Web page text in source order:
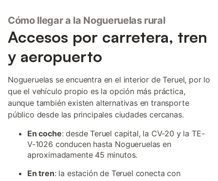
Cómo llegar a la Nogueruelas rural
Accesos por carretera, tren
y aeropuerto
Nogueruelas se encuentra en el interior de Teruel, por lo
que el vehículo propio es la opción más práctica,
aunque también existen alternativas en transporte
público desde las principales ciudades cercanas.
En coche: desde Teruel capital, la CV-20 y la TE-
V-1026 conducen hasta Nogueruelas en
aproximadamente 45 minutos.
En tren: la estación de Teruel conecta con